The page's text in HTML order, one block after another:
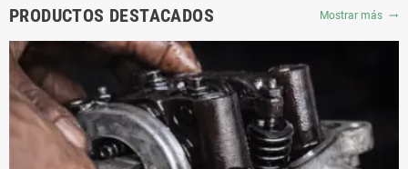
PRODUCTOS DESTACADOS Mostrar más trending_flat